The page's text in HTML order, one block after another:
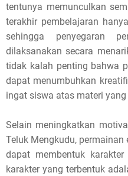
tentunya memunculkan
terakhir pembelajaran
sehingga penyegaran
dilaksanakan secara
tidak kalah penting bahwa
dapat menumbuhkan
ingat siswa atas materi
Selain meningkatkan
Teluk Mengkudu,
dapat membentuk
karakter yang terbentuk